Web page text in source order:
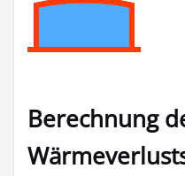
Berechnung